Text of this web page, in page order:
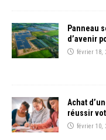
Panneau
d’avenir
février 18,
Achat
réussir
février 10,